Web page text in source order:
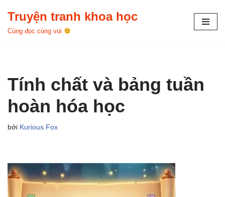
Chuyển
Truyện tranh khoa học
Cùng đọc cùng vui
Tính chất và bảng tuần
hoàn hóa học
bởi Kurious Fox